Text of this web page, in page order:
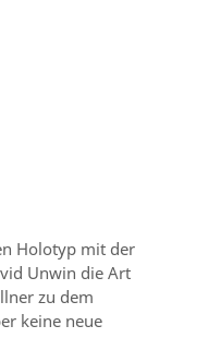
Holotyp mit der
Unwin die Art
zu dem
keine neue